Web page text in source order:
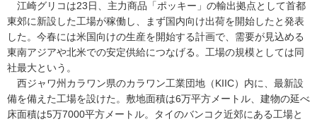
江崎グリコは23日、主力商品「ポッキー」の輸出拠点として首都
東郊に新設した工場が稼働し、まず国内向け出荷を開始したと発表
した。今春には米国向けの生産を開始する計画で、需要が見込める
東南アジアや北米での安定供給につなげる。工場の規模としては同
社最大という。
西ジャワ州カラワン県のカラワン工業団地（KIIC）内に、最新設
備を備えた工場を設けた。敷地面積は6万平方メートル、建物の延べ
床面積は5万7000平方メートル。タイのバンコク近郊にある工場と